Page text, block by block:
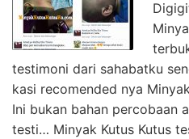
testimoni dari sahabatku
kasi recomended nya
Ini bukan bahan percobaan
testi… Minyak Kutus Kutus